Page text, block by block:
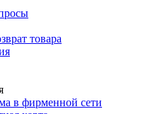
товара
в фирменной сети